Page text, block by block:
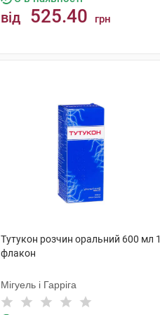
від 525.40 грн
Тутукон розчин оральний 600 мл 1
флакон
Мігуель і Гарріга